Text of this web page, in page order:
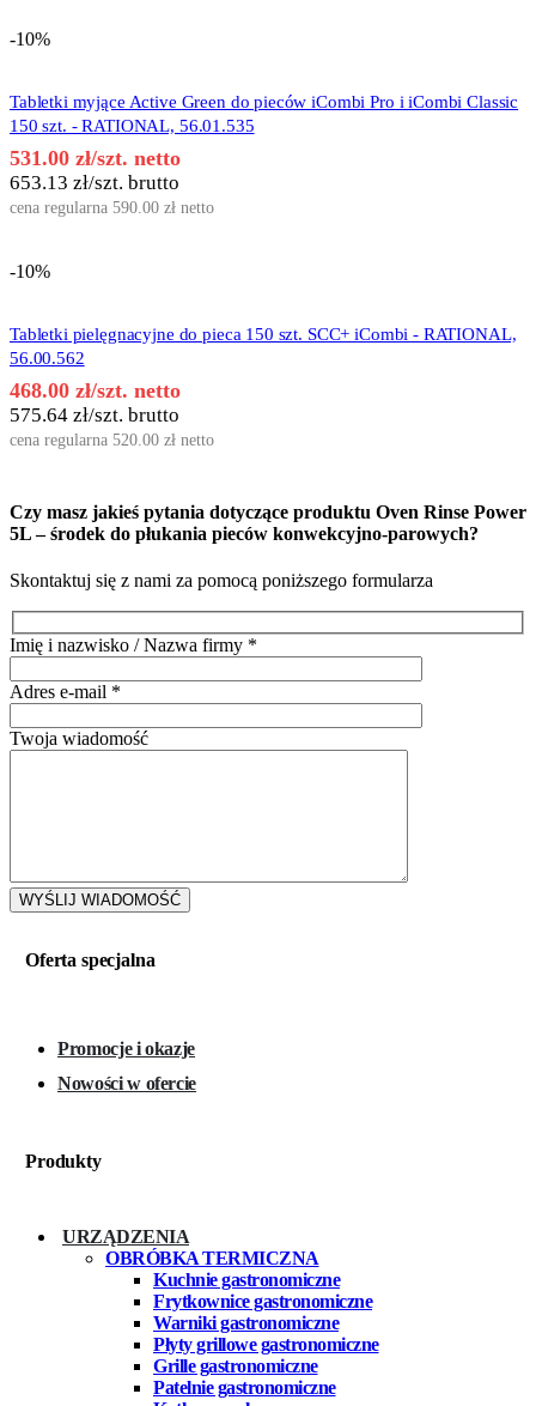
-10%
Tabletki myjące Active Green do pieców iCombi Pro i iCombi Classic
150 szt. - RATIONAL, 56.01.535
531.00 zł/szt. netto
653.13 zł/szt. brutto
cena regularna 590.00 zł netto
-10%
Tabletki pielęgnacyjne do pieca 150 szt. SCC+ iCombi - RATIONAL,
56.00.562
468.00 zł/szt. netto
575.64 zł/szt. brutto
cena regularna 520.00 zł netto
Czy masz jakieś pytania dotyczące produktu Oven Rinse Power
5L – środek do płukania pieców konwekcyjno-parowych?
Skontaktuj się z nami za pomocą poniższego formularza
Imię i nazwisko / Nazwa firmy *
Adres e-mail *
Twoja wiadomość
Oferta specjalna
Promocje i okazje
Nowości w ofercie
Produkty
URZĄDZENIA
OBRÓBKA TERMICZNA
Kuchnie gastronomiczne
Frytkownice gastronomiczne
Warniki gastronomiczne
Płyty grillowe gastronomiczne
Grille gastronomiczne
Patelnie gastronomiczne